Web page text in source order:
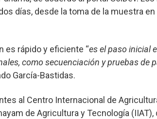
días, desde la toma de la muestra en
es rápido y eficiente “es el paso inicial
como secuenciación y pruebas de
García-Bastidas.
al Centro Internacional de
de Agricultura y Tecnología (IIAT),